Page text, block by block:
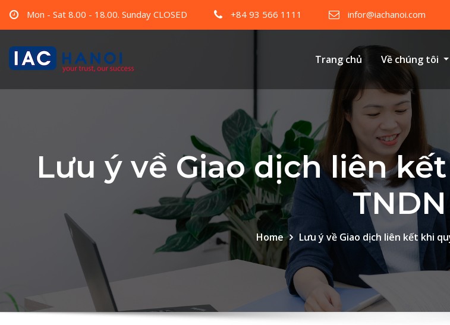
Mon - Sat 8.00 - 18.00. Sunday CLOSED +84 93 566 1111 infor@iachanoi.com
Trang chủ Về chúng tôi
Lưu ý về Giao dịch liên
TNDN
Home Lưu ý về Giao dịch liên kết khi